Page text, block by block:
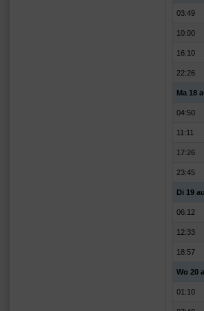
03:49
10:00
16:10
22:26
Ma 18
04:50
11:11
17:26
23:45
Di 19
06:12
12:33
18:57
Wo 20
01:10